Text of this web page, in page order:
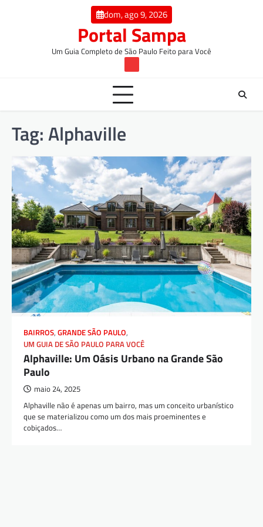
dom, ago 9, 2026
Portal Sampa
Um Guia Completo de São Paulo Feito para Você
TW
Tag:Alphaville
BAIRROS, GRANDE SÃO PAULO,
UM GUIA DE SÃO PAULO PARA VOCÊ
Alphaville: Um Oásis Urbano na Grande São
Paulo
maio 24, 2025
Alphaville não é apenas um bairro, mas um conceito urbanístico
que se materializou como um dos mais proeminentes e
cobiçados…